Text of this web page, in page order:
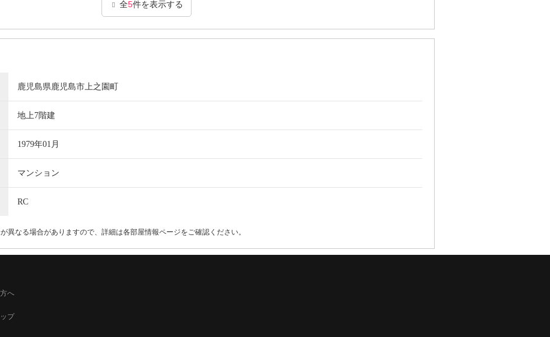
全5件を表示する
鹿児島県鹿児島市上之園町
地上7階建
1979年01月
マンション
RC
異なる場合がありますので、詳細は各部屋情報ページをご確認ください。
へ
プ